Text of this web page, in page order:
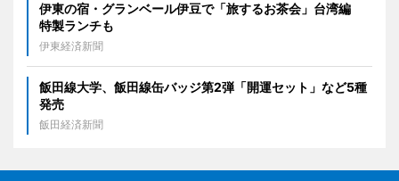
伊東の宿・グランベール伊豆で「旅するお茶会」台湾編
特製ランチも
伊東経済新聞
飯田線大学、飯田線缶バッジ第2弾「開運セット」など5種
発売
飯田経済新聞